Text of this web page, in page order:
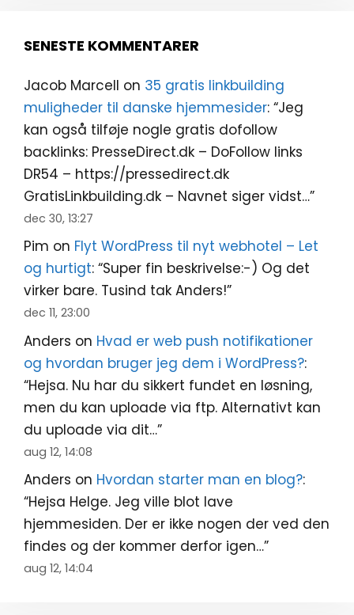
SENESTE KOMMENTARER
Jacob Marcell on 35 gratis linkbuilding
muligheder til danske hjemmesider: “Jeg
kan også tilføje nogle gratis dofollow
backlinks: PresseDirect.dk – DoFollow links
DR54 – https://pressedirect.dk
GratisLinkbuilding.dk – Navnet siger vidst…”
dec 30, 13:27
Pim on Flyt WordPress til nyt webhotel – Let
og hurtigt: “Super fin beskrivelse:-) Og det
virker bare. Tusind tak Anders!”
dec 11, 23:00
Anders on Hvad er web push notifikationer
og hvordan bruger jeg dem i WordPress?:
“Hejsa. Nu har du sikkert fundet en løsning,
men du kan uploade via ftp. Alternativt kan
du uploade via dit…”
aug 12, 14:08
Anders on Hvordan starter man en blog?:
“Hejsa Helge. Jeg ville blot lave
hjemmesiden. Der er ikke nogen der ved den
findes og der kommer derfor igen…”
aug 12, 14:04